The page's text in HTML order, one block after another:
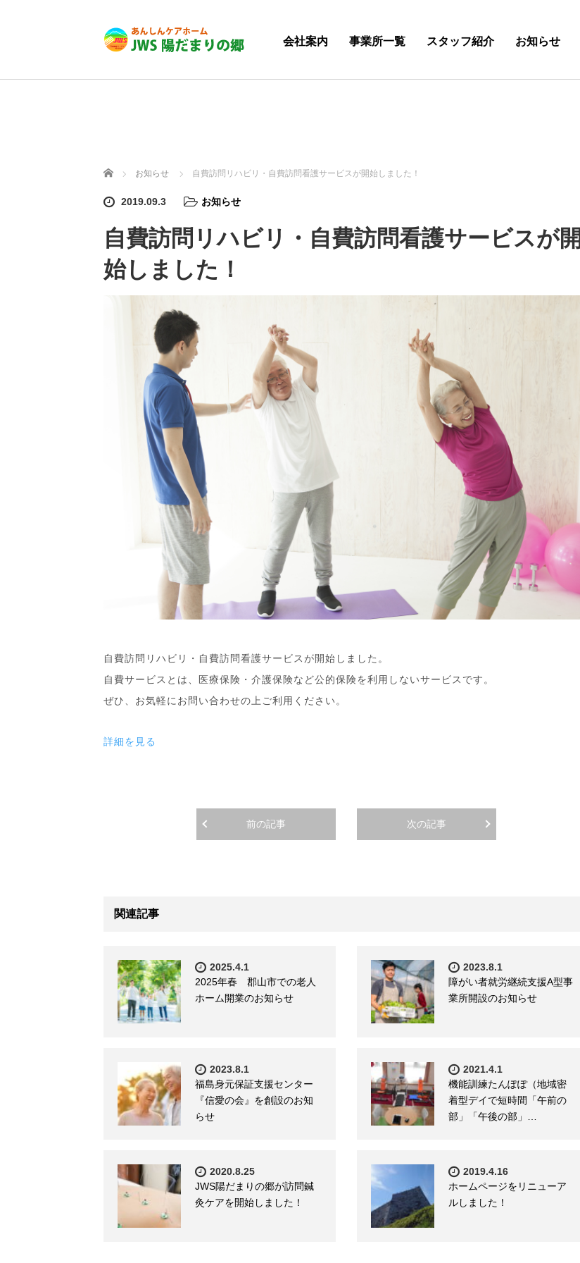
会社案内 事業所一覧 スタッフ紹介 お知らせ
ホーム お知らせ 自費訪問リハビリ・自費訪問看護サービスが開始しました！
2019.09.3 お知らせ
自費訪問リハビリ・自費訪問看護サービスが開
始しました！
自費訪問リハビリ・自費訪問看護サービスが開始しました。
自費サービスとは、医療保険・介護保険など公的保険を利用しないサービスです。
ぜひ、お気軽にお問い合わせの上ご利用ください。
詳細を見る
前の記事 次の記事
関連記事
2025.4.1
2025年春 郡山市での老人
ホーム開業のお知らせ
2023.8.1
障がい者就労継続支援A型事
業所開設のお知らせ
2023.8.1
福島身元保証支援センター
『信愛の会』を創設のお知
らせ
2021.4.1
機能訓練たんぽぽ（地域密
着型デイで短時間「午前の
部」「午後の部」…
2020.8.25
JWS陽だまりの郷が訪問鍼
灸ケアを開始しました！
2019.4.16
ホームページをリニューア
ルしました！